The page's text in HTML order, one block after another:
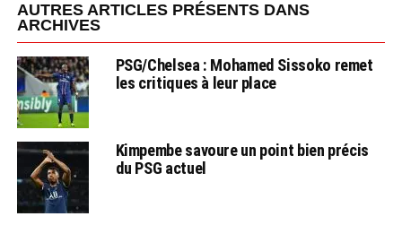
AUTRES ARTICLES PRÉSENTS DANS
ARCHIVES
PSG/Chelsea : Mohamed Sissoko remet
les critiques à leur place
Kimpembe savoure un point bien précis
du PSG actuel